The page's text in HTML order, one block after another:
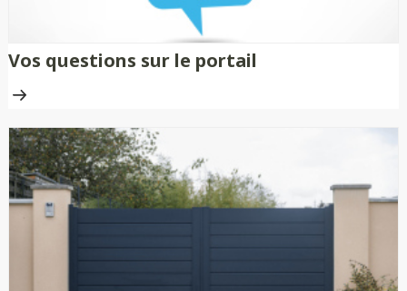
Vos questions sur le portail